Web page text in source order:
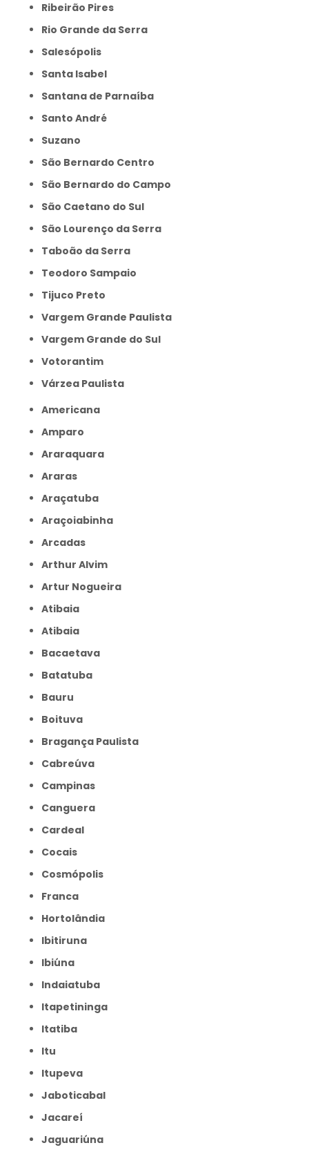
Ribeirão Pires
Rio Grande da Serra
Salesópolis
Santa Isabel
Santana de Parnaíba
Santo André
Suzano
São Bernardo Centro
São Bernardo do Campo
São Caetano do Sul
São Lourenço da Serra
Taboão da Serra
Teodoro Sampaio
Tijuco Preto
Vargem Grande Paulista
Vargem Grande do Sul
Votorantim
Várzea Paulista
Americana
Amparo
Araraquara
Araras
Araçatuba
Araçoiabinha
Arcadas
Arthur Alvim
Artur Nogueira
Atibaia
Atibaia
Bacaetava
Batatuba
Bauru
Boituva
Bragança Paulista
Cabreúva
Campinas
Canguera
Cardeal
Cocais
Cosmópolis
Franca
Hortolândia
Ibitiruna
Ibiúna
Indaiatuba
Itapetininga
Itatiba
Itu
Itupeva
Jaboticabal
Jacareí
Jaguariúna